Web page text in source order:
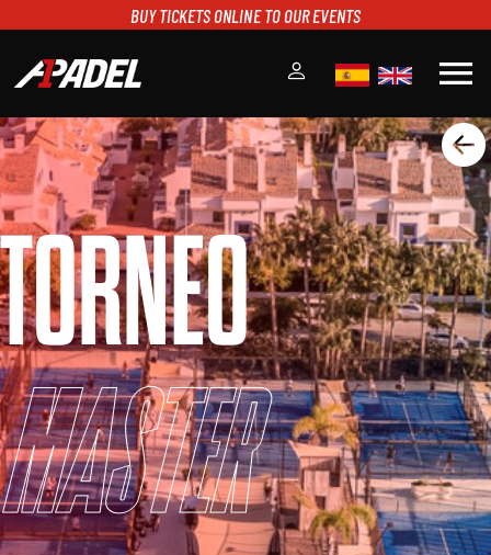
BUY TICKETS ONLINE TO OUR EVENTS
menu
A1PADEL
RANKING
CALENDARIO
TORNEOS
NOTICIAS
MULTIMEDIA
SCOREBOARD
STREAMING
TORNEO
Master